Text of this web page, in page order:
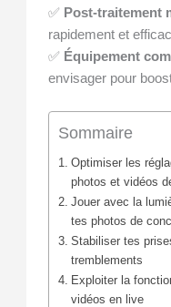
✅ Post-traitement
rapidement et
✅ Équipement
envisager pour
Sommaire
Optimiser les
photos et vidéos
Jouer avec la
tes photos de
Stabiliser tes
tremblements
Exploiter la
vidéos en live